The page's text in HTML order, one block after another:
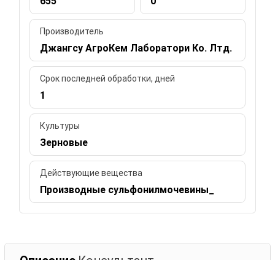
Производитель
Джангсу АгроКем Лаборатори Ко. Лтд.
Срок последней обработки, дней
1
Культуры
Зерновые
Действующие вещества
Производные сульфонилмочевины_